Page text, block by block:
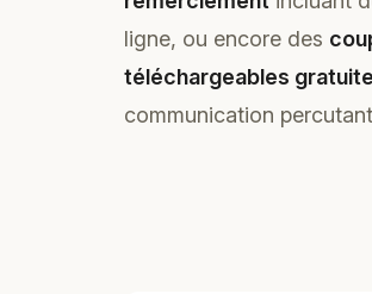
ligne, ou encore des
téléchargeables
communication